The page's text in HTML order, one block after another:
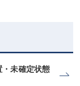
・未確定状態